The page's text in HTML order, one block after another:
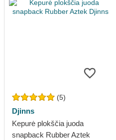
(5)
Djinns
Kepurė plokščia juoda
snapback Rubber Aztek